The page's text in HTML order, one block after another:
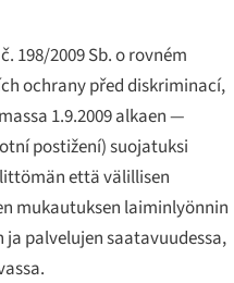
198/2009 Sb. o rovném
ochrany před diskriminací,
1.9.2009 alkaen —
postižení) suojatuksi
että välillisen
mukautuksen laiminlyönnin
palvelujen saatavuudessa,